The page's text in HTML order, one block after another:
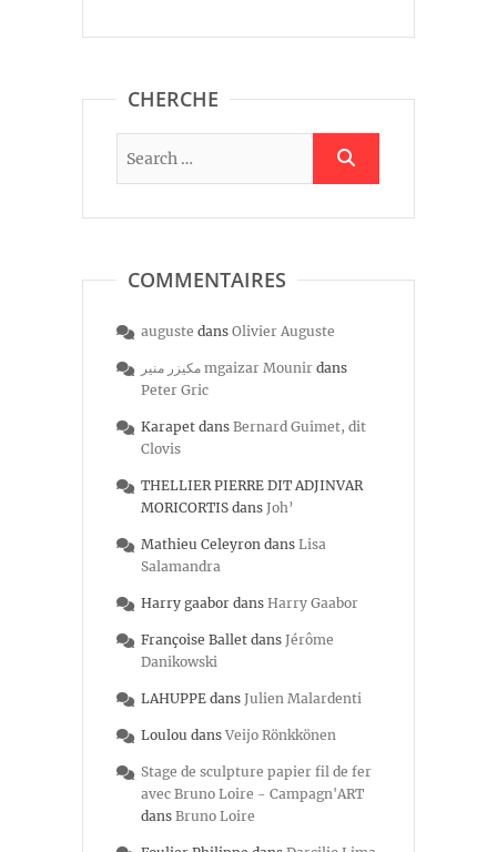
CHERCHE
COMMENTAIRES
auguste dans Olivier Auguste
مكيزر منير mgaizar Mounir dans
Peter Gric
Karapet dans Bernard Guimet, dit
Clovis
THELLIER PIERRE DIT ADJINVAR
MORICORTIS dans Joh’
Mathieu Celeyron dans Lisa
Salamandra
Harry gaabor dans Harry Gaabor
Françoise Ballet dans Jérôme
Danikowski
LAHUPPE dans Julien Malardenti
Loulou dans Veijo Rönkkönen
Stage de sculpture papier fil de fer
avec Bruno Loire - Campagn'ART
dans Bruno Loire